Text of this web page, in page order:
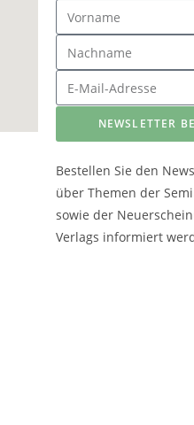
NEWSLETTER
Bestellen Sie den
über Themen der
sowie der
Verlags informiert